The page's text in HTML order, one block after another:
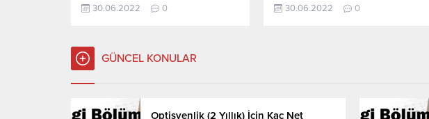
sorusunun cevabını aşağıdan
öğrencilerin yapmış olduğu netlerdir.
YÖKATLAS YKS-TYT Net Sihirbazı,
YKS-TYT Net Sihirbazı. Sayfamızdaki
verilerin tamamı YÖK tarafından...
30.06.2022 0
aşağıdan öğrenebilirsiniz. Bu veriler
son güncel...
30.06.2022 0
GÜNCEL KONULAR
Optisyenlik (2 Yıllık) İçin Kaç Net